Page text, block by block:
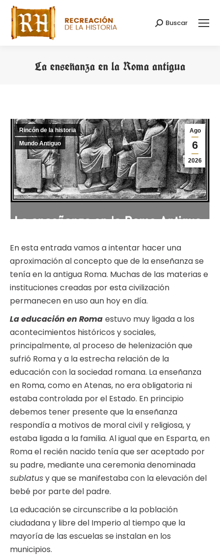
Buscar:
Buscar
La enseñanza en la Roma antigua
Ago
6
2026
Rincón de la historia
Mundo Antiguo
En esta entrada vamos a intentar hacer una
aproximación al concepto que de la enseñanza se
tenía en la antigua Roma. Muchas de las materias e
instituciones creadas por esta civilización
permanecen en uso aun hoy en día.
La educación en Roma estuvo muy ligada a los
acontecimientos históricos y sociales,
principalmente, al proceso de helenización que
sufrió Roma y a la estrecha relación de la
educación con la sociedad romana. La enseñanza
en Roma, como en Atenas, no era obligatoria ni
estaba controlada por el Estado. En principio
debemos tener presente que la enseñanza
respondía a motivos de moral civil y religiosa, y
estaba ligada a la familia. Al igual que en Esparta, en
Roma el recién nacido tenía que ser aceptado por
su padre, mediante una ceremonia denominada
sublatusy que se manifestaba con la elevación del
bebé por parte del padre.
La educación se circunscribe a la población
ciudadana y libre del Imperio al tiempo que la
mayoría de las escuelas se instalan en los
municipios.